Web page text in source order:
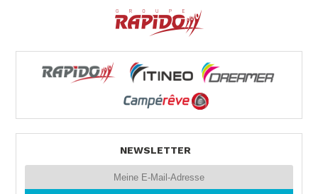
NEWSLETTER